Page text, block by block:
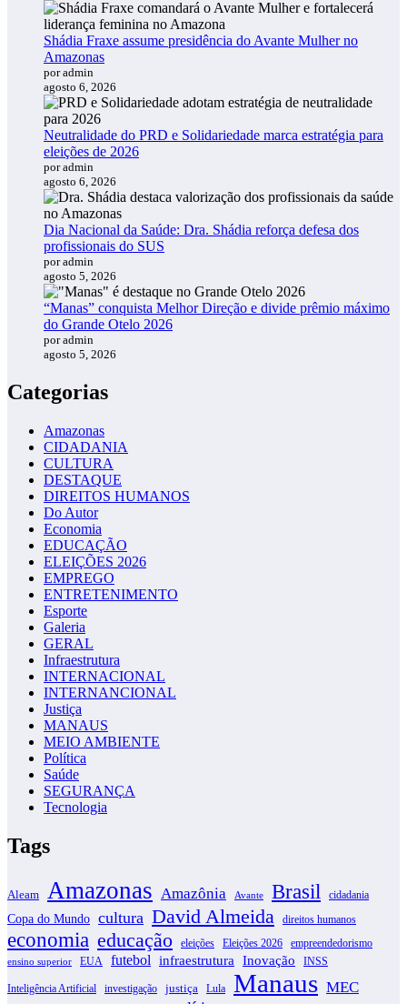
Shádia Fraxe assume presidência do Avante Mulher no
Amazonas
por admin
agosto 6, 2026
Neutralidade do PRD e Solidariedade marca estratégia para
eleições de 2026
por admin
agosto 6, 2026
Dia Nacional da Saúde: Dra. Shádia reforça defesa dos
profissionais do SUS
por admin
agosto 5, 2026
“Manas” conquista Melhor Direção e divide prêmio máximo
do Grande Otelo 2026
por admin
agosto 5, 2026
Categorias
Amazonas
CIDADANIA
CULTURA
DESTAQUE
DIREITOS HUMANOS
Do Autor
Economia
EDUCAÇÃO
ELEIÇÕES 2026
EMPREGO
ENTRETENIMENTO
Esporte
Galeria
GERAL
Infraestrutura
INTERNACIONAL
INTERNANCIONAL
Justiça
MANAUS
MEIO AMBIENTE
Política
Saúde
SEGURANÇA
Tecnologia
Tags
Aleam Amazonas Amazônia Avante Brasil cidadania
Copa do Mundo cultura David Almeida direitos humanos
economia educação eleições Eleições 2026 empreendedorismo
ensino superior EUA futebol infraestrutura Inovação INSS
Inteligência Artificial investigação justiça Lula Manaus MEC